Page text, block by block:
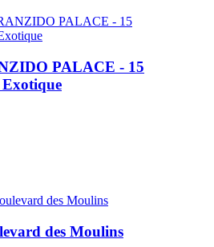
PALACE - 15
des Moulins